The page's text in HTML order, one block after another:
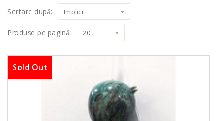
Sortare după: Implicit
Produse pe pagină: 20
Sold Out